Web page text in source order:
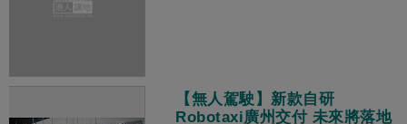
【無人駕駛】新款自研
Robotaxi廣州交付 未來將落地